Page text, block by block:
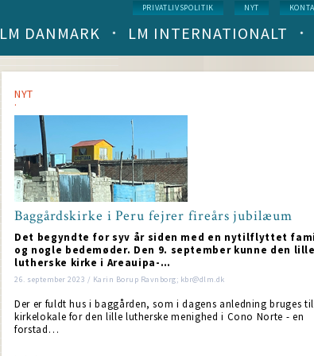
Service
menu
PRIVATLIVSPOLITIK NYT
Main
(level
1)
LM DANMARK LM INTERNATIONALT
NYT
Baggårdskirke i Peru fejrer fireårs jubilæum
Det begyndte for syv år siden med en nytilflyttet
og nogle bedemøder. Den 9. september kunne den lille
lutherske kirke i Areauipa-…
26. september 2023 / Karin Borup Ravnborg; kbr@dlm.dk
Der er fuldt hus i baggården, som i dagens anledning bruges til
kirkelokale for den lille lutherske menighed i Cono Norte - en
forstad…